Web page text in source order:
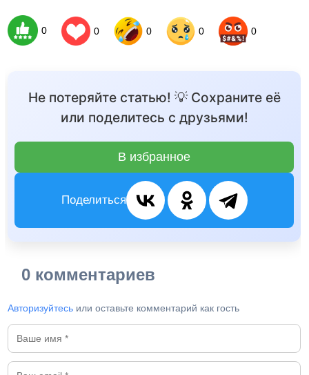
0 0 0 0 0
Не потеряйте статью! 💡 Сохраните её
или поделитесь с друзьями!
В избранное
Поделиться
0 комментариев
Авторизуйтесь или оставьте комментарий как гость